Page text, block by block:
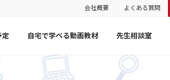
会社概要 よくある質問
定 自宅で学べる動画教材 先生相談室